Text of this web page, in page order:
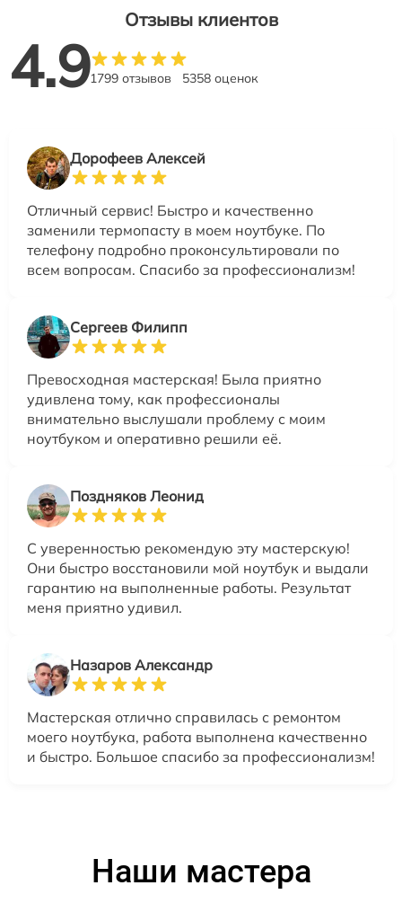
Отзывы клиентов
4.91799 отзывов 5358 оценок
Дорофеев Алексей
Отличный сервис! Быстро и качественно
заменили термопасту в моем ноутбуке. По
телефону подробно проконсультировали по
всем вопросам. Спасибо за профессионализм!
Сергеев Филипп
Превосходная мастерская! Была приятно
удивлена тому, как профессионалы
внимательно выслушали проблему с моим
ноутбуком и оперативно решили её.
Поздняков Леонид
С уверенностью рекомендую эту мастерскую!
Они быстро восстановили мой ноутбук и выдали
гарантию на выполненные работы. Результат
меня приятно удивил.
Назаров Александр
Мастерская отлично справилась с ремонтом
моего ноутбука, работа выполнена качественно
и быстро. Большое спасибо за профессионализм!
Наши мастера